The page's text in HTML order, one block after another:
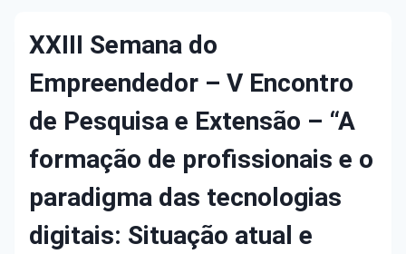
XXIII Semana do
Empreendedor – V Encontro
de Pesquisa e Extensão – “A
formação de profissionais e o
paradigma das tecnologias
digitais: Situação atual e